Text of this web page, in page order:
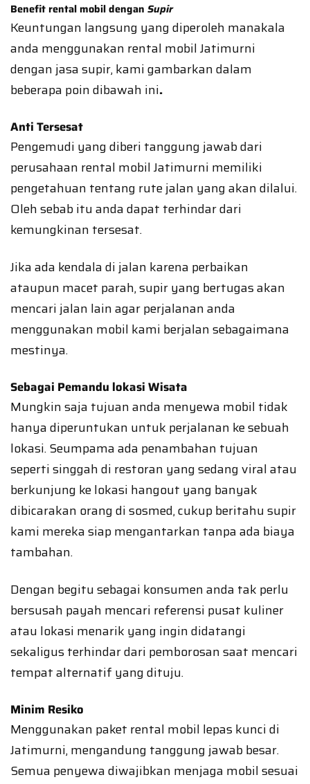
Benefit rental mobil dengan Supir
Keuntungan langsung yang diperoleh manakala
anda menggunakan rental mobil Jatimurni
dengan jasa supir, kami gambarkan dalam
beberapa poin dibawah ini.
Anti Tersesat
Pengemudi yang diberi tanggung jawab dari
perusahaan rental mobil Jatimurni memiliki
pengetahuan tentang rute jalan yang akan dilalui.
Oleh sebab itu anda dapat terhindar dari
kemungkinan tersesat.
Jika ada kendala di jalan karena perbaikan
ataupun macet parah, supir yang bertugas akan
mencari jalan lain agar perjalanan anda
menggunakan mobil kami berjalan sebagaimana
mestinya.
Sebagai Pemandu lokasi Wisata
Mungkin saja tujuan anda menyewa mobil tidak
hanya diperuntukan untuk perjalanan ke sebuah
lokasi. Seumpama ada penambahan tujuan
seperti singgah di restoran yang sedang viral atau
berkunjung ke lokasi hangout yang banyak
dibicarakan orang di sosmed, cukup beritahu supir
kami mereka siap mengantarkan tanpa ada biaya
tambahan.
Dengan begitu sebagai konsumen anda tak perlu
bersusah payah mencari referensi pusat kuliner
atau lokasi menarik yang ingin didatangi
sekaligus terhindar dari pemborosan saat mencari
tempat alternatif yang dituju.
Minim Resiko
Menggunakan paket rental mobil lepas kunci di
Jatimurni, mengandung tanggung jawab besar.
Semua penyewa diwajibkan menjaga mobil sesuai